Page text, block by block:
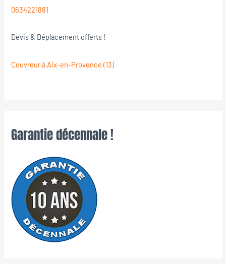
0634221881
Devis & Déplacement offerts !
Couvreur à Aix-en-Provence (13)
Garantie décennale !